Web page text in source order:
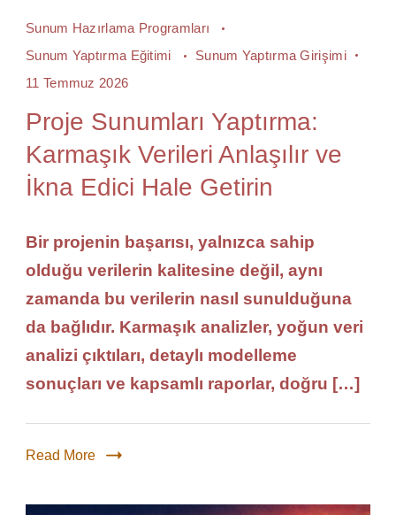
Sunum Hazırlama Programları
Sunum Yaptırma Eğitimi
Sunum Yaptırma Girişimi
11 Temmuz 2026
Proje Sunumları Yaptırma:
Karmaşık Verileri Anlaşılır ve
İkna Edici Hale Getirin
Bir projenin başarısı, yalnızca sahip
olduğu verilerin kalitesine değil, aynı
zamanda bu verilerin nasıl sunulduğuna
da bağlıdır. Karmaşık analizler, yoğun veri
analizi çıktıları, detaylı modelleme
sonuçları ve kapsamlı raporlar, doğru […]
Read More